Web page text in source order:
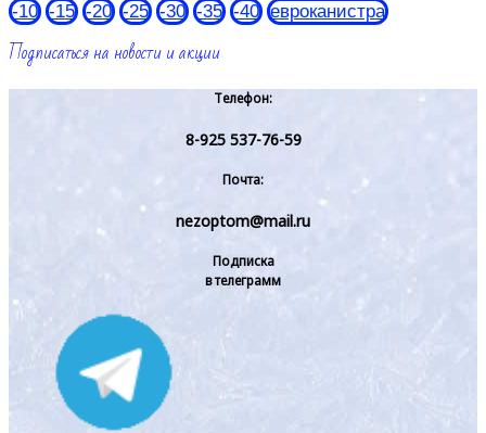
-10 -15 -20 -25 -30 -35 -40 евроканистра
Подписаться на новости и акции
Телефон:
8-925 537-76-59
Почта:
nezoptom@mail.ru
Подписка
в телеграмм